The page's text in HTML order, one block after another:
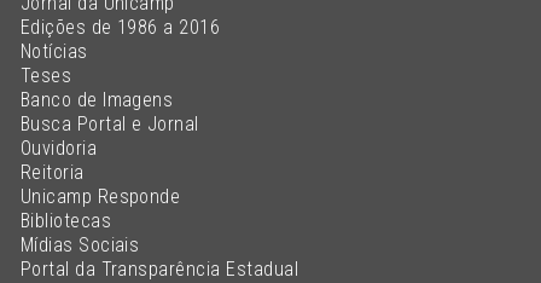
Edições de 1986 a 2016
Notícias
Teses
Banco de Imagens
Busca Portal e Jornal
Ouvidoria
Reitoria
Unicamp Responde
Bibliotecas
Mídias Sociais
Portal da Transparência Estadual